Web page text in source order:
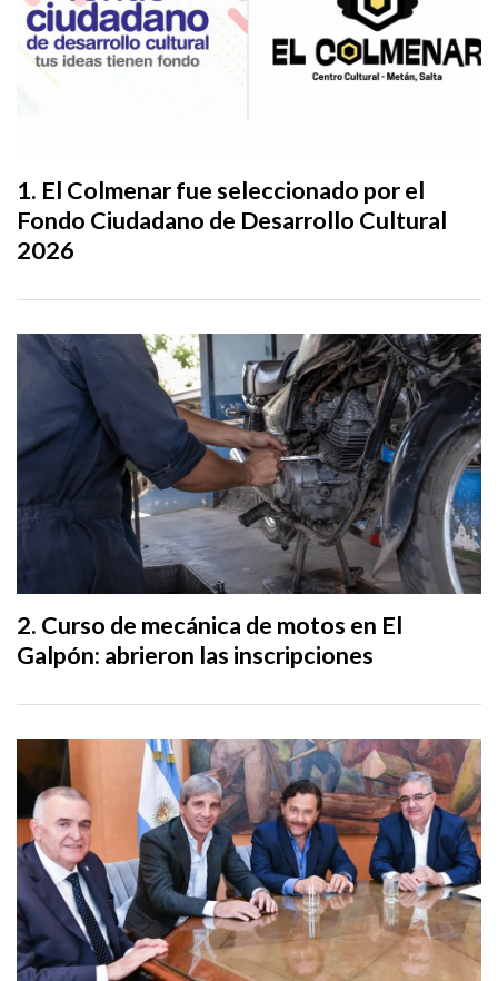
El Colmenar fue seleccionado por el
Fondo Ciudadano de Desarrollo Cultural
2026
Curso de mecánica de motos en El
Galpón: abrieron las inscripciones